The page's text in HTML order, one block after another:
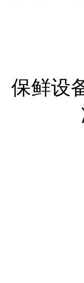
保鲜设